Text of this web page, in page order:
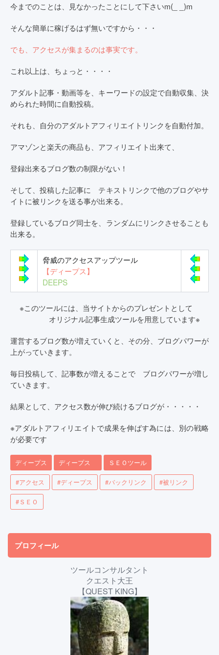
今までのことは、見なかったことにして下さいm(_ _)m
そんな簡単に稼げるはず無いですから・・・
でも、アクセスが集まるのは事実です。
これ以上は、ちょっと・・・・
アダルト記事・動画等を、キーワードの設定で自動収集、決
められた時間に自動投稿。
それも、自分のアダルトアフィリエイトリンクを自動付加。
アマゾンと楽天の商品も、アフィリエイト出来て、
登録出来るブログ数の制限がない！
そして、投稿した記事に テキストリンクで他のブログやサ
イトに被リンクを送る事が出来る。
登録しているブログ同士を、ランダムにリンクさせることも
出来る。
脅威のアクセスアップツール
【ディープス】
DEEPS
※このツールには、当サイトからのプレゼントとして
オリジナル記事生成ツールを用意しています※
運営するブログ数が増えていくと、その分、ブログパワーが
上がっていきます。
毎日投稿して、記事数が増えることで ブログパワーが増し
ていきます。
結果として、アクセス数が伸び続けるブログが・・・・・
※アダルトアフィリエイトで成果を伸ばす為には、別の戦略
が必要です
ディープス ディープス ＳＥＯツール
#アクセス #ディープス #バックリンク #被リンク
#ＳＥＯ
プロフィール
ツールコンサルタント
クエスト大王
【QUEST KING】